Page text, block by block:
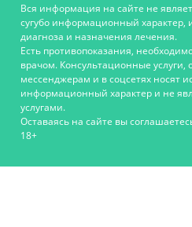
Вся информация на сайте не
сугубо информационный характер,
диагноза и назначения лечения.
Есть противопоказания,
врачом. Консультационные
мессенджерам и в соцсетях носят
информационный характер и не
услугами.
Оставаясь на сайте вы
18+